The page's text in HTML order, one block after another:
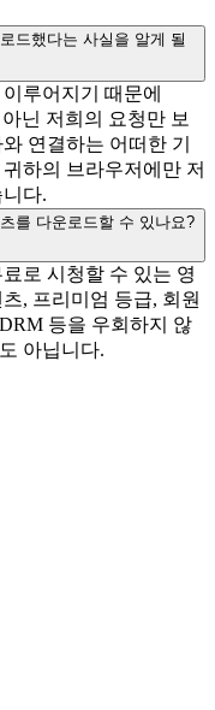
드했다는 사실을 알게 될
루어지기 때문에
닌 저희의 요청만 보
연결하는 어떠한 기
하의 브라우저에만 저
다.
를 다운로드할 수 있나요?
로 시청할 수 있는 영
, 프리미엄 등급, 회원
등을 우회하지 않
아닙니다.